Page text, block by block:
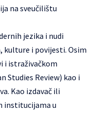
na sveučilištu
jezika i nudi
kulture i povijesti. Osim
i istraživačkom
Studies Review) kao i
Kao izdavač ili
institucijama u